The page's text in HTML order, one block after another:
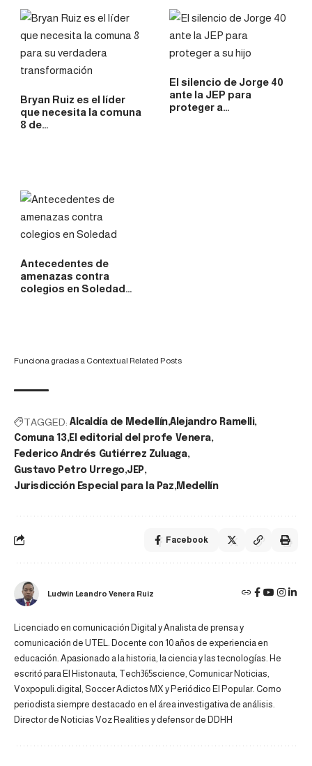
Bryan Ruiz es el líder
que necesita la comuna
8 de…
El silencio de Jorge 40
ante la JEP para
proteger a…
Antecedentes de
amenazas contra
colegios en Soledad…
Funciona gracias a Contextual Related Posts
TAGGED: Alcaldía de Medellín Alejandro Ramelli
Comuna 13 El editorial del profe Venera
Federico Andrés Gutiérrez Zuluaga
Gustavo Petro Urrego JEP
Jurisdicción Especial para la Paz Medellín
Facebook
Ludwin Leandro Venera Ruiz
Licenciado en comunicación Digital y Analista de prensa y
comunicación de UTEL. Docente con 10 años de experiencia en
educación. Apasionado a la historia, la ciencia y las tecnologías. He
escritó para El Histonauta, Tech365science, Comunicar Noticias,
Voxpopuli.digital, Soccer Adictos MX y Periódico El Popular. Como
periodista siempre destacado en el área investigativa de análisis.
Director de Noticias Voz Realities y defensor de DDHH